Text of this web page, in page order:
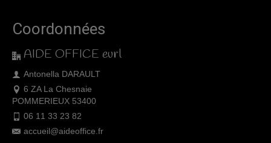
Coordonnées
AIDE OFFICE eurl
Antonella DARAULT
6 ZA La Chesnaie
POMMERIEUX 53400
06 11 33 23 82
accueil@aideoffice.fr